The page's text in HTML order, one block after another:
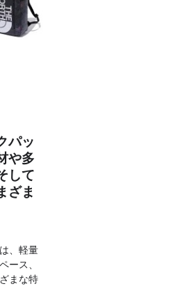
パッ
や多
して
ざま
、軽量
ース、
まな特